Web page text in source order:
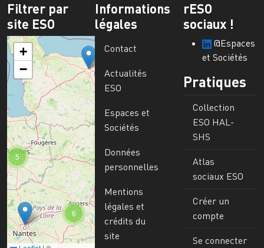
Filtrer par
site ESO
6
5
+
−
Informations
légales
Contact
Actualités
ESO
Espaces et
Sociétés
Données
personnelles
Mentions
légales et
crédits du
site
rESO
sociaux !
@Espaces
et Sociétés
Pratiques
Collection
ESO HAL-
SHS
Atlas
sociaux ESO
Créer un
compte
Se connecter